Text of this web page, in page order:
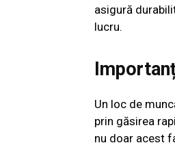
asigură
lucru.
Un loc de
prin găsirea
nu doar acest